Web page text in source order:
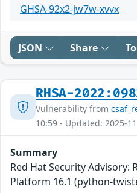
GHSA-92x2-jw7w-xvvx
JSON Share
RHSA-
Vulnerability from
10:59 - Updated: 2025-
Summary
Red Hat Security Advisory:
Platform 16.1 (python-